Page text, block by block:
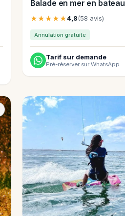
Balade en mer en bateau
★★★★★4,8(58 avis)
Annulation gratuite
Tarif sur demande
Pré-réserver sur WhatsApp